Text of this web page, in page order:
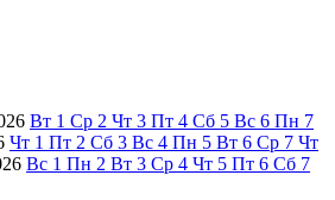
Вт 1 Ср 2 Чт 3 Пт 4 Сб 5 Вс 6 Пн 7
Чт 1 Пт 2 Сб 3 Вс 4 Пн 5 Вт 6 Ср 7 Чт
Вс 1 Пн 2 Вт 3 Ср 4 Чт 5 Пт 6 Сб 7